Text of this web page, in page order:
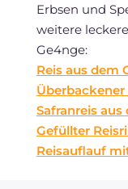
Erbsen und
weitere
Ge4nge:
Reis aus dem
Safranreis
Gefüllter
Reisauflauf